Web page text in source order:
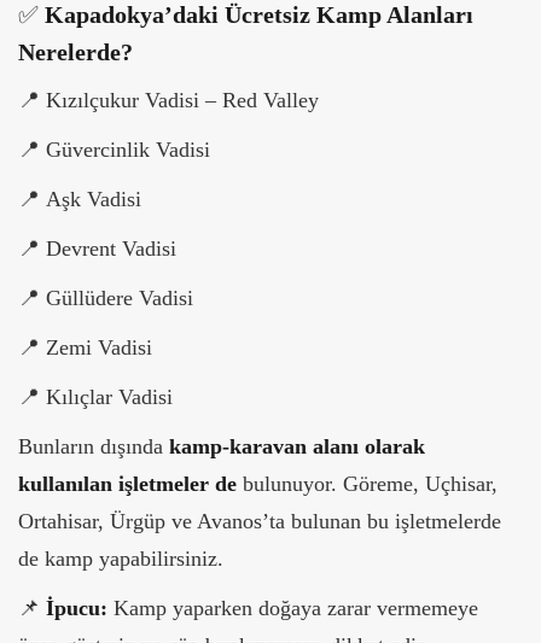
✅ Kapadokya’daki Ücretsiz Kamp Alanları
Nerelerde?
📍 Kızılçukur Vadisi – Red Valley
📍 Güvercinlik Vadisi
📍 Aşk Vadisi
📍 Devrent Vadisi
📍 Güllüdere Vadisi
📍 Zemi Vadisi
📍 Kılıçlar Vadisi
Bunların dışında kamp-karavan alanı olarak
kullanılan işletmeler de bulunuyor. Göreme, Uçhisar,
Ortahisar, Ürgüp ve Avanos’ta bulunan bu işletmelerde
de kamp yapabilirsiniz.
📌 İpucu: Kamp yaparken doğaya zarar vermemeye